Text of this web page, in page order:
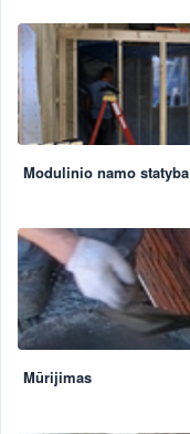
Modulinio namo statyba
Mūrijimas